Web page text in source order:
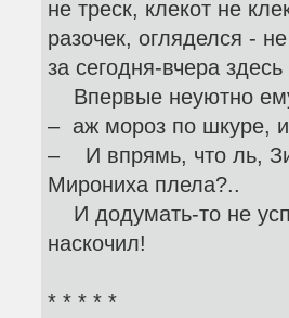
не треск, клекот не
разочек, огляделся -
за сегодня-вчера
Впервые неуютно
– аж мороз по шкуре,
– И впрямь, что ль,
Мирониха плела?..
И додумать-то не
наскочил!
* * * * *